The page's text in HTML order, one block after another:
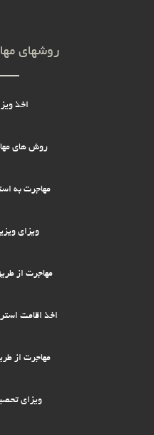
روشهای
اخذ
روش های
مهاجرت به
ویزای
مهاجرت از
اخذ اقامت
مهاجرت از
ویزای